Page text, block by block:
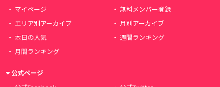
マイページ
無料メンバー登録
エリア別アーカイブ
月別アーカイブ
本日の人気
週間ランキング
月間ランキング
公式ページ